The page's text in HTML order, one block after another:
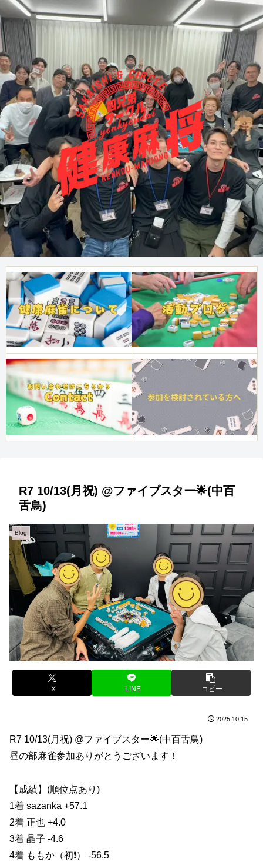
R7 10/13(月祝) @ファイブスター🌟(中百
舌鳥)
Blog
X LINE コピー
2025.10.15
R7 10/13(月祝) @ファイブスター🌟(中百舌鳥)
昼の部麻雀参加ありがとうございます！
【成績】(順位点あり)
1着 sazanka +57.1
2着 正也 +4.0
3着 晶子 -4.6
4着 ももか（初❗️） -56.5